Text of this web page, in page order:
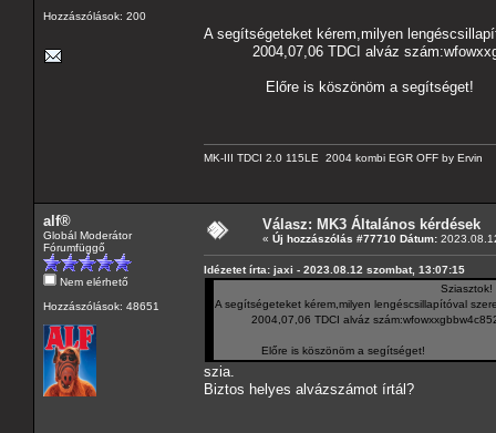
Hozzászólások: 200
A segítségeteket kérem,milyen
2004,07,06 TDCI alváz
Előre is köszönöm a segítséget!
MK-III TDCI 2.0 115LE 2004 kombi EGR OFF by Ervin
alf®
Globál Moderátor
Fórumfüggő
Nem elérhető
Hozzászólások: 48651
Válasz: MK3 Általános kérdések
« Új hozzászólás #77710 Dátum:
Idézetet írta: jaxi - 2023.08.12 szombat, 13:07:15
Sziasztok!
A segítségeteket kérem,milyen lengéscsillapítóval
2004,07,06 TDCI alváz
Előre is köszönöm a segítséget!
szia.
Biztos helyes alvázszámot írtál?